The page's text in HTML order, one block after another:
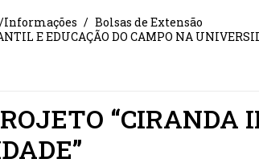
Informações
Bolsas de Extensão
E EDUCAÇÃO DO CAMPO NA
“CIRANDA